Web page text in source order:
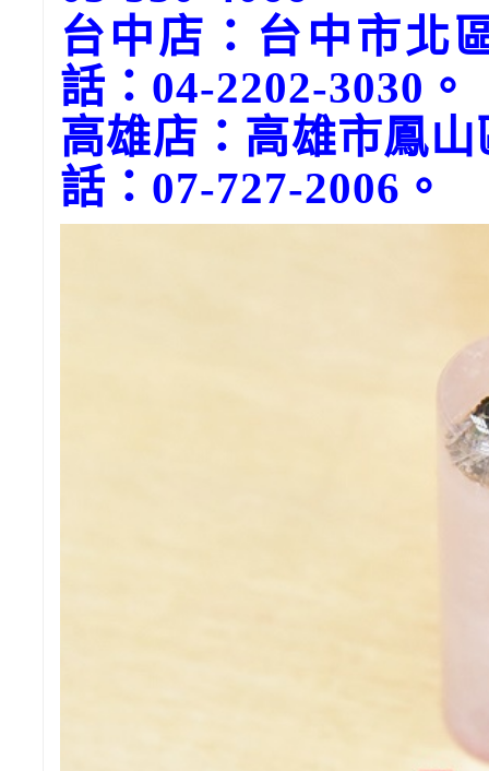
台中店：台中市北
話：04-2202-3030。
高雄店：高雄市鳳
話：07-727-2006。